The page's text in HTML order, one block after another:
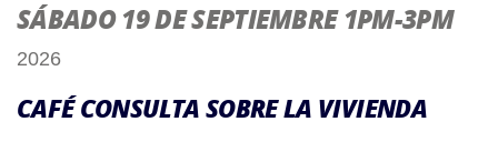
SÁBADO 19 DE SEPTIEMBRE 1PM-3PM
2026
CAFÉ CONSULTA SOBRE LA VIVIENDA